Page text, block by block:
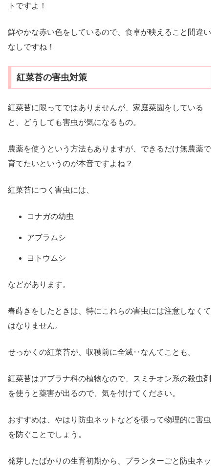
トですよ！
鮮やかな赤い色をしているので、食卓が映えること間違い
なしですね！
紅菜苔の害虫対策
紅菜苔に限ってではありませんが、家庭菜園をしている
と、どうしても害虫が気になるもの。
農薬を使うという方法もありますが、できるだけ無農薬で
育てたいというのが本音ですよね？
紅菜苔につく害虫には、
コナガの幼虫
アブラムシ
ヨトウムシ
などがあります。
春蒔きをしたときは、特にこれらの害虫には注意しなくて
はなりません。
せっかくの紅菜苔が、収穫前に全滅‥なんてことも。
紅菜苔はアブラナ科の植物なので、スミチオン系の殺虫剤
を使うと薬害が出るので、気を付けてください。
おすすめは、やはり防虫ネットなどを張って物理的に害虫
を防ぐことでしょう。
発芽したばかりの生育初期から、プランターごと防虫ネッ